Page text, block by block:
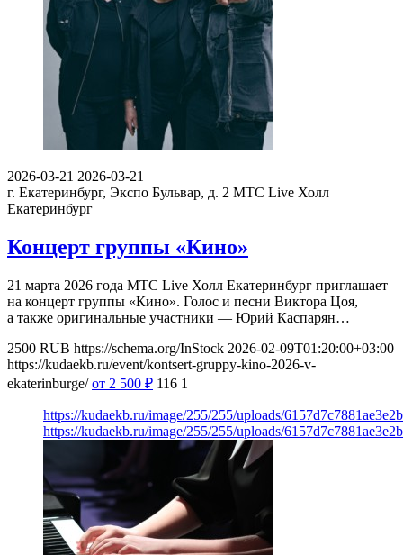
2026-03-21 2026-03-21
г. Екатеринбург, Экспо Бульвар, д. 2 МТС Live Холл
Екатеринбург
Концерт группы «Кино»
21 марта 2026 года МТС Live Холл Екатеринбург приглашает
на концерт группы «Кино». Голос и песни Виктора Цоя,
а также оригинальные участники — Юрий Каспарян…
2500 RUB https://schema.org/InStock 2026-02-09T01:20:00+03:00
https://kudaekb.ru/event/kontsert-gruppy-kino-2026-v-
ekaterinburge/ от 2 500 ₽ 116 1
https://kudaekb.ru/image/255/255/uploads/
https://kudaekb.ru/image/255/255/uploads/